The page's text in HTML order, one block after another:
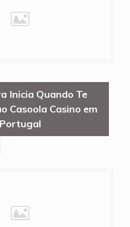
Inicia Quando Te
Casoola Casino em
Portugal